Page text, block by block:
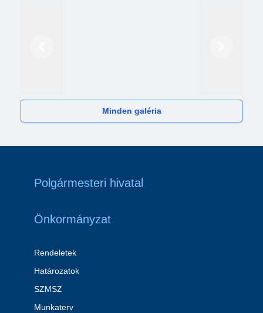
Minden galéria
Polgármesteri hivatal
Önkormányzat
Rendeletek
Határozatok
SZMSZ
Munkaterv